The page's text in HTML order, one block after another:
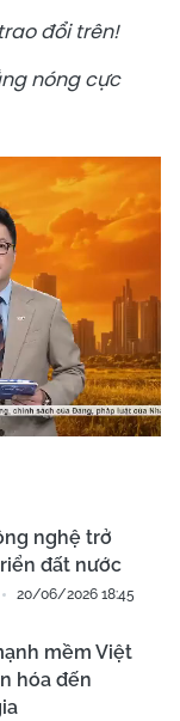
đổi trên!
nóng cực
nghệ trở
đất nước
20/06/2026 18:45
mềm Việt
hóa đến